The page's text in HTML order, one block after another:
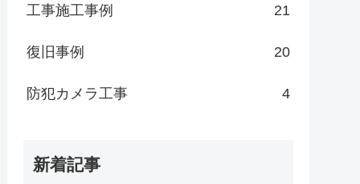
工事施工事例 21
復旧事例 20
防犯カメラ工事 4
新着記事